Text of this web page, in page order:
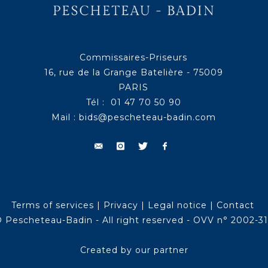
Commissaires-Priseurs
16, rue de la Grange Batelière - 75009
PARIS
Tél : 01 47 70 50 90
Mail : bids@pescheteau-badin.com
Terms of services | Privacy | Legal notice | Contact
Pescheteau-Badin - All right reserved - OVV n° 2002-
Created by our partner